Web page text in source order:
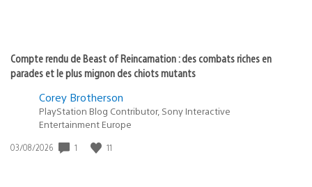
Compte rendu de Beast of Reincarnation : des combats riches en
parades et le plus mignon des chiots mutants
Corey Brotherson
PlayStation Blog Contributor, Sony Interactive
Entertainment Europe
Date
03/08/2026 1 11